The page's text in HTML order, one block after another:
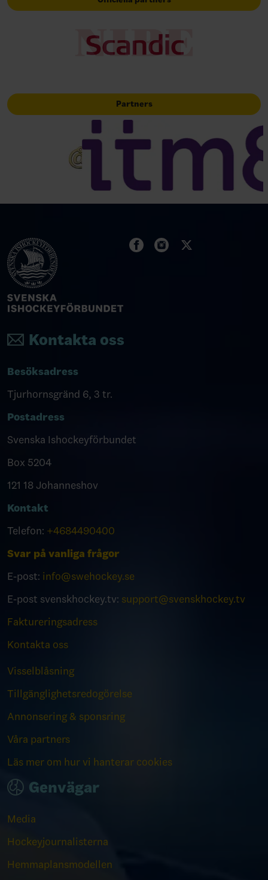
Partners
Kontakta oss
Besöksadress
Tjurhornsgränd 6, 3 tr.
Postadress
Svenska Ishockeyförbundet
Box 5204
121 18 Johanneshov
Kontakt
Telefon: +4684490400
Svar på vanliga frågor
E-post: info@swehockey.se
E-post svenskhockey.tv: support@svenskhockey.tv
Faktureringsadress
Kontakta oss
Visselblåsning
Tillgänglighetsredogörelse
Annonsering & sponsring
Våra partners
Läs mer om hur vi hanterar cookies
Genvägar
Media
Hockeyjournalisterna
Hemmaplansmodellen